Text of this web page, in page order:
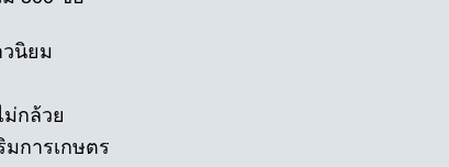
วนิยม
ม่กล้วย
มการเกษตร